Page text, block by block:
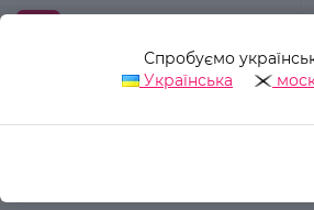
Спробуємо
Українська